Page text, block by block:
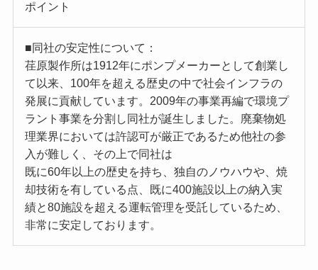
ポイント
■同社の安定性について：
荏原製作所は1912年にポンプメーカーとして創業し
て以来、100年を超える歴史の中で社会インフラの
発展に貢献しています。2009年の事業再編で環境プ
ラント事業を分割し同社が誕生しました。廃棄物処
理業界においては許認可が厳正であるため他社の参
入が難しく、その上で同社は
既に60年以上の歴史を持ち、独自のノウハウや、焼
却技術を有している点、既に400施設以上の納入実
績と80施設を超える運転管理を受託しているため、
非常に安定しております。